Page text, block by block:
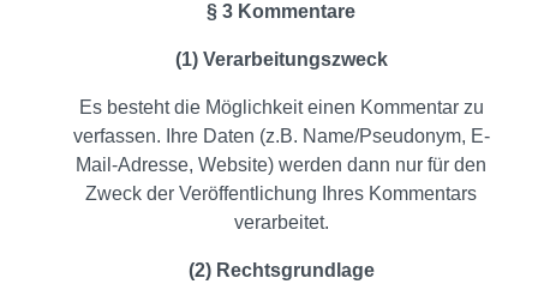
§ 3 Kommentare
(1) Verarbeitungszweck
Es besteht die Möglichkeit einen Kommentar zu
verfassen. Ihre Daten (z.B. Name/Pseudonym, E-
Mail-Adresse, Website) werden dann nur für den
Zweck der Veröffentlichung Ihres Kommentars
verarbeitet.
(2) Rechtsgrundlage